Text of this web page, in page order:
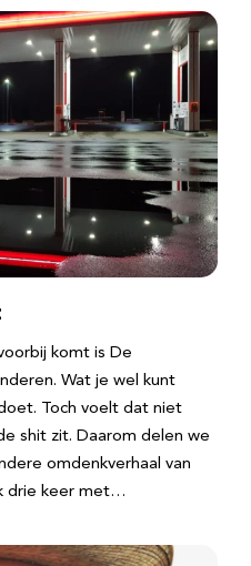
komt is De
Wat je wel kunt
Toch voelt dat niet
shit zit. Daarom delen we
omdenkverhaal van
drie keer met…